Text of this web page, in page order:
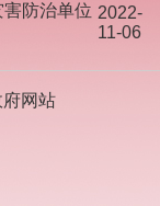
防治单位 2022-
11-06
网站